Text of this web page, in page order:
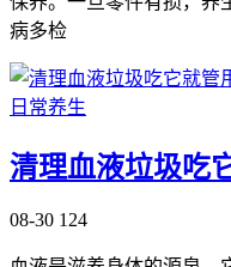
病多检
日常养生
清理血液垃圾吃
08-30 124